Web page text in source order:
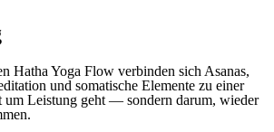
Hatha Yoga Flow verbinden sich Asanas,
und somatische Elemente zu einer
um Leistung geht — sondern darum, wieder